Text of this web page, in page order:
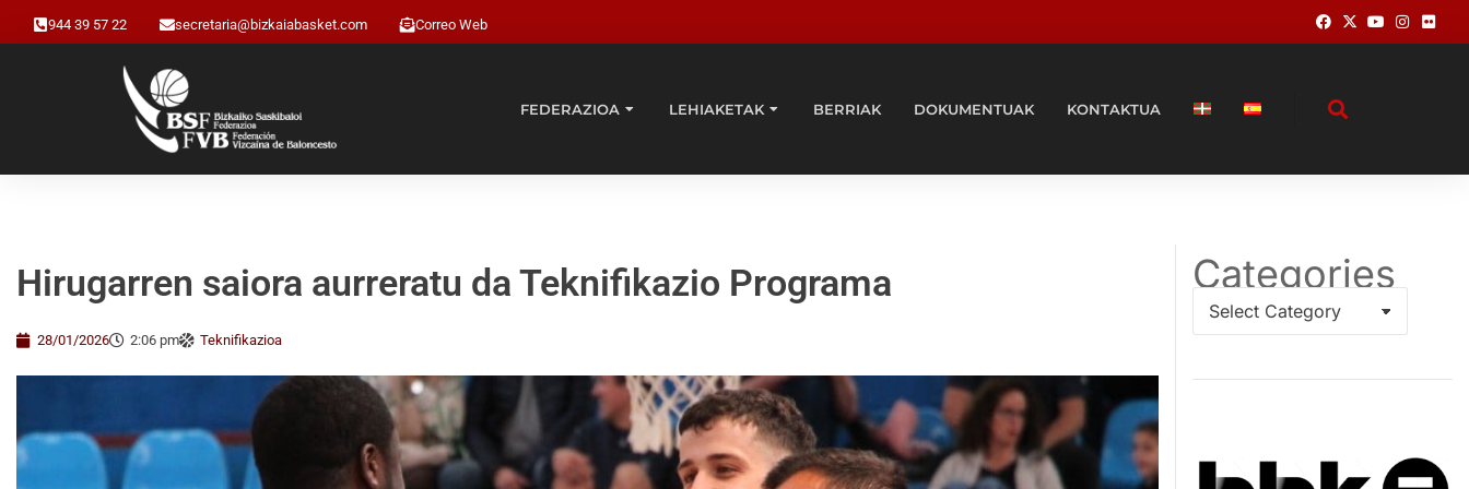
944 39 57 22 secretaria@bizkaiabasket.com Correo Web
FEDERAZIOA LEHIAKETAK BERRIAK DOKUMENTUAK KONTAKTUA
Hirugarren saiora aurreratu da Teknifikazio Programa
28/01/2026 2:06 pm Teknifikazioa
Categories